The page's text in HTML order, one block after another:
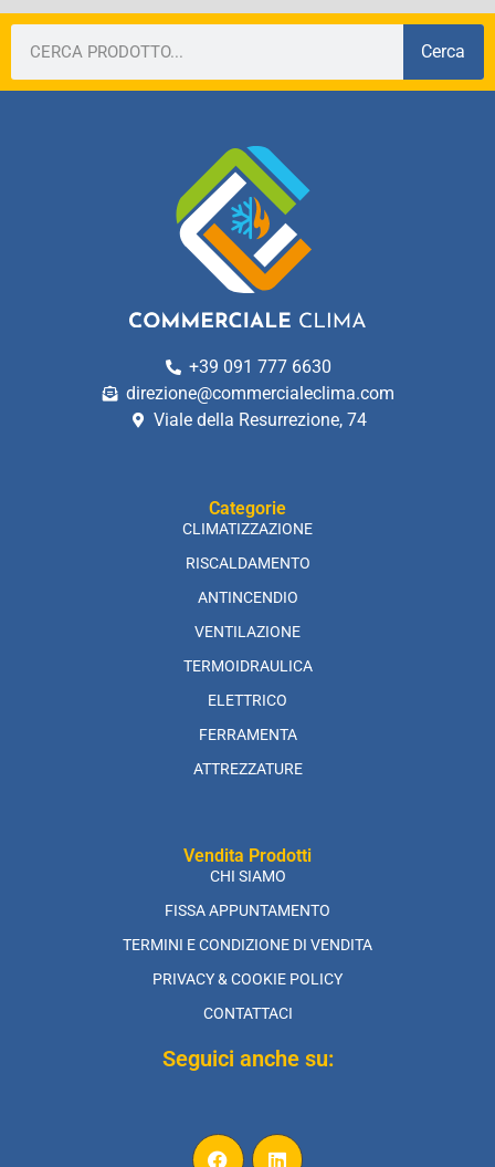
Cerca
+39 091 777 6630
direzione@commercialeclima.com
Viale della Resurrezione, 74
Categorie
CLIMATIZZAZIONE
RISCALDAMENTO
ANTINCENDIO
VENTILAZIONE
TERMOIDRAULICA
ELETTRICO
FERRAMENTA
ATTREZZATURE
Vendita Prodotti
CHI SIAMO
FISSA APPUNTAMENTO
TERMINI E CONDIZIONE DI VENDITA
PRIVACY & COOKIE POLICY
CONTATTACI
Seguici anche su: